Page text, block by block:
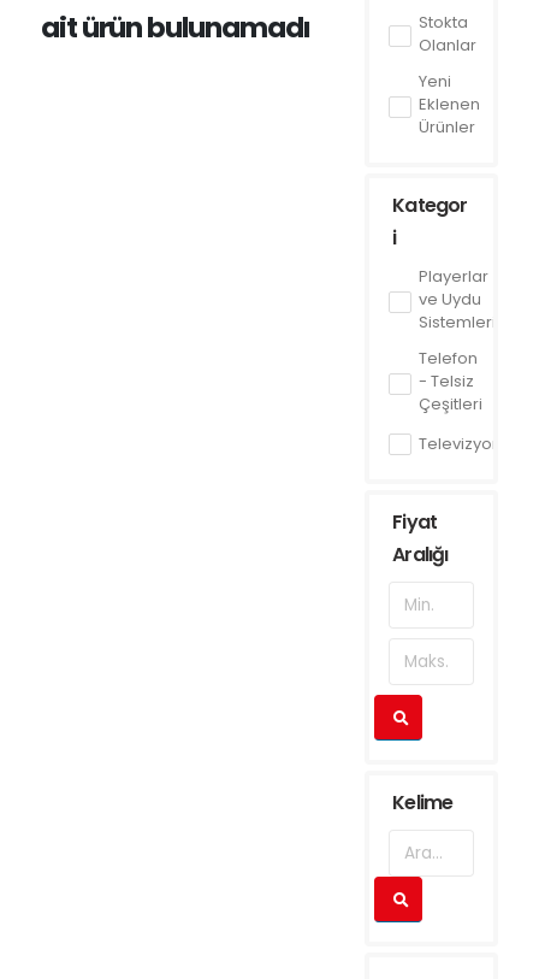
Stokta
Olanlar
Yeni
Eklenen
Ürünler
Kategor
i
Playerlar
ve Uydu
Sistemleri
Telefon
- Telsiz
Çeşitleri
Televizyon
Fiyat
Aralığı
Kelime
ait ürün bulunamadı